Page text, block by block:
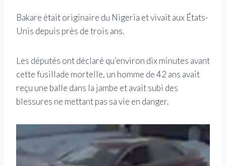
Bakare était originaire du Nigeria et vivait aux États-
Unis depuis près de trois ans.
Les députés ont déclaré qu’environ dix minutes avant
cette fusillade mortelle, un homme de 42 ans avait
reçu une balle dans la jambe et avait subi des
blessures ne mettant pas sa vie en danger.